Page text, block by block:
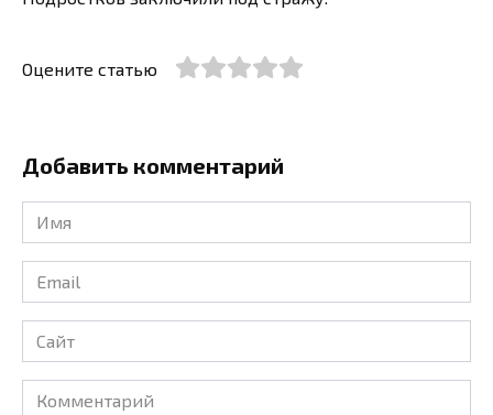
Оцените статью
Добавить комментарий
Имя
*
Email
*
Сайт
Комментарий